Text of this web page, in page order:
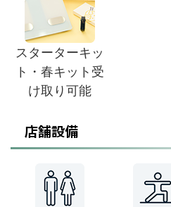
スターターキッ
ト・春キット受
け取り可能
店舗設備